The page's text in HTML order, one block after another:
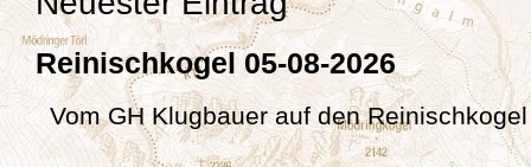
Reinischkogel 05-08-2026
Vom GH Klugbauer auf den